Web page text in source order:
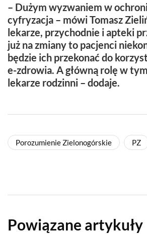
– Dużym wyzwaniem w
cyfryzacja – mówi Tomasz
lekarze, przychodnie i apteki
już na zmiany to pacjenci
będzie ich przekonać do
e-zdrowia. A główną rolę w
lekarze rodzinni – dodaje.
Porozumienie Zielonogórskie PZ
Powiązane artykuły